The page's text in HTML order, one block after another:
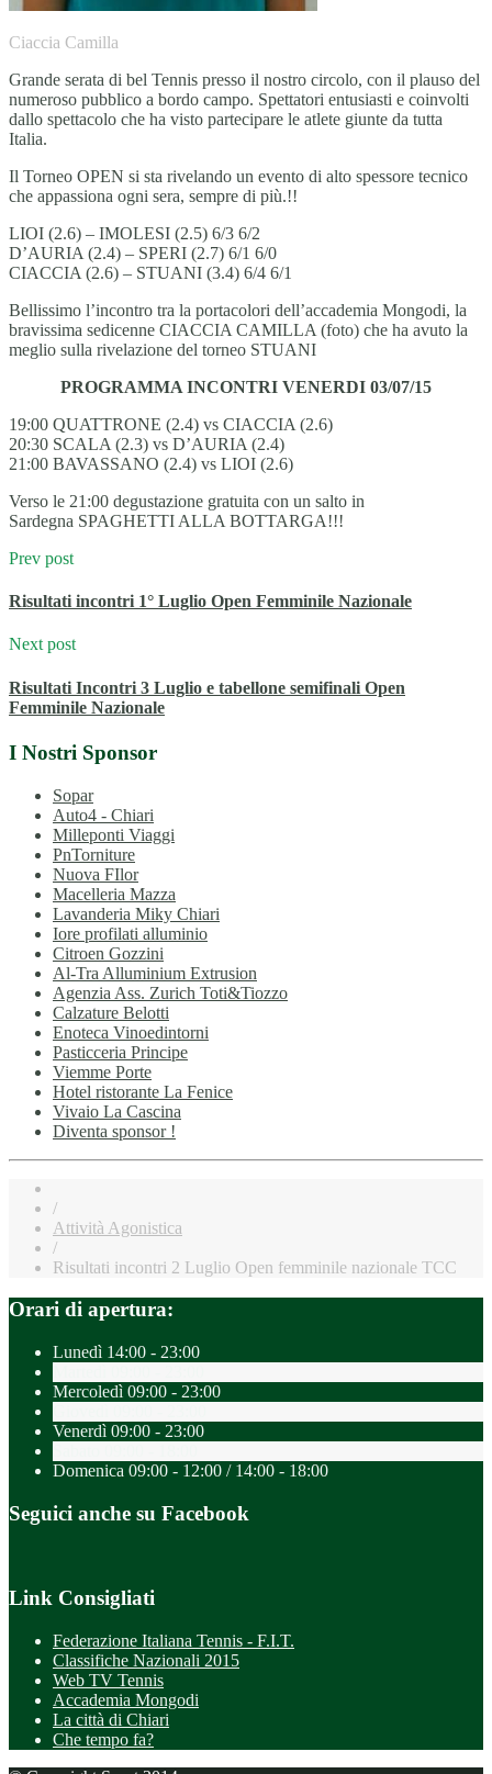
Ciaccia Camilla
Grande serata di bel Tennis presso il nostro circolo, con il plauso del
numeroso pubblico a bordo campo. Spettatori entusiasti e coinvolti
dallo spettacolo che ha visto partecipare le atlete giunte da tutta
Italia.
Il Torneo OPEN si sta rivelando un evento di alto spessore tecnico
che appassiona ogni sera, sempre di più.!!
LIOI (2.6) – IMOLESI (2.5) 6/3 6/2
D’AURIA (2.4) – SPERI (2.7) 6/1 6/0
CIACCIA (2.6) – STUANI (3.4) 6/4 6/1
Bellissimo l’incontro tra la portacolori dell’accademia Mongodi, la
bravissima sedicenne CIACCIA CAMILLA (foto) che ha avuto la
meglio sulla rivelazione del torneo STUANI
PROGRAMMA INCONTRI VENERDI 03/07/15
19:00 QUATTRONE (2.4) vs CIACCIA (2.6)
20:30 SCALA (2.3) vs D’AURIA (2.4)
21:00 BAVASSANO (2.4) vs LIOI (2.6)
Verso le 21:00 degustazione gratuita con un salto in
Sardegna SPAGHETTI ALLA BOTTARGA!!!
Prev post
Risultati incontri 1° Luglio Open Femminile Nazionale
Next post
Risultati Incontri 3 Luglio e tabellone semifinali Open
Femminile Nazionale
I Nostri Sponsor
Sopar
Auto4 - Chiari
Milleponti Viaggi
PnTorniture
Nuova FIlor
Macelleria Mazza
Lavanderia Miky Chiari
Iore profilati alluminio
Citroen Gozzini
Al-Tra Alluminium Extrusion
Agenzia Ass. Zurich Toti&Tiozzo
Calzature Belotti
Enoteca Vinoedintorni
Pasticceria Principe
Viemme Porte
Hotel ristorante La Fenice
Vivaio La Cascina
Diventa sponsor !
/
Attività Agonistica
/
Risultati incontri 2 Luglio Open femminile nazionale TCC
Orari di apertura:
Lunedì 14:00 - 23:00
Mercoledì 09:00 - 23:00
Venerdì 09:00 - 23:00
Domenica 09:00 - 12:00 / 14:00 - 18:00
Seguici anche su Facebook
Link Consigliati
Federazione Italiana Tennis - F.I.T.
Classifiche Nazionali 2015
Web TV Tennis
Accademia Mongodi
La città di Chiari
Che tempo fa?